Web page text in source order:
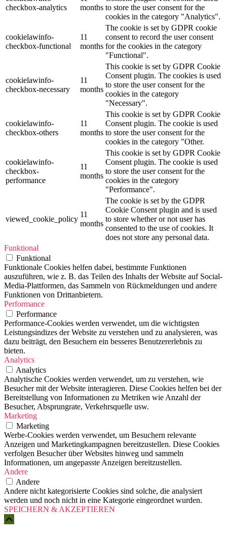
checkbox-analytics
months to store the user consent for the
cookies in the category "Analytics".
cookielawinfo-
checkbox-functional
11
months
The cookie is set by GDPR cookie
consent to record the user consent
for the cookies in the category
"Functional".
cookielawinfo-
checkbox-necessary
11
months
This cookie is set by GDPR Cookie
Consent plugin. The cookies is used
to store the user consent for the
cookies in the category
"Necessary".
cookielawinfo-
checkbox-others
11
months
This cookie is set by GDPR Cookie
Consent plugin. The cookie is used
to store the user consent for the
cookies in the category "Other.
cookielawinfo-
checkbox-
performance
11
months
This cookie is set by GDPR Cookie
Consent plugin. The cookie is used
to store the user consent for the
cookies in the category
"Performance".
viewed_cookie_policy
11
months
The cookie is set by the GDPR
Cookie Consent plugin and is used
to store whether or not user has
consented to the use of cookies. It
does not store any personal data.
Funktional
Funktional
Funktionale Cookies helfen dabei, bestimmte Funktionen
auszuführen, wie z. B. das Teilen des Inhalts der Website auf Social-
Media-Plattformen, das Sammeln von Rückmeldungen und andere
Funktionen von Drittanbietern.
Performance
Performance
Performance-Cookies werden verwendet, um die wichtigsten
Leistungsindizes der Website zu verstehen und zu analysieren, was
dazu beiträgt, den Besuchern ein besseres Benutzererlebnis zu
bieten.
Analytics
Analytics
Analytische Cookies werden verwendet, um zu verstehen, wie
Besucher mit der Website interagieren. Diese Cookies helfen bei der
Bereitstellung von Informationen zu Metriken wie Anzahl der
Besucher, Absprungrate, Verkehrsquelle usw.
Marketing
Marketing
Werbe-Cookies werden verwendet, um Besuchern relevante
Anzeigen und Marketingkampagnen bereitzustellen. Diese Cookies
verfolgen Besucher über Websites hinweg und sammeln
Informationen, um angepasste Anzeigen bereitzustellen.
Andere
Andere
Andere nicht kategorisierte Cookies sind solche, die analysiert
werden und noch nicht in eine Kategorie eingeordnet wurden.
SPEICHERN & AKZEPTIEREN